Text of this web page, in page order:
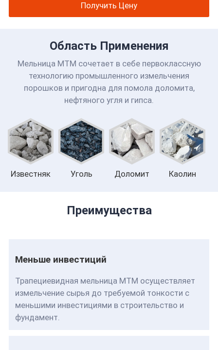
Получить Цену
Область Применения
Мельница MTM сочетает в себе первоклассную
технологию промышленного измельчения
порошков и пригодна для помола доломита,
нефтяного угля и гипса.
Известняк Уголь Доломит Каолин
Преимущества
Меньше инвестиций
Трапециевидная мельница MTM осуществляет
измельчение сырья до требуемой тонкости с
меньшими инвестициями в строительство и
фундамент.